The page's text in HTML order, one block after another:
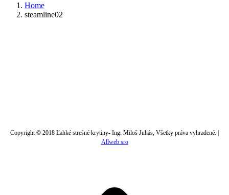
Home
steamline02
Copyright © 2018 Ľahké strešné krytiny- Ing. Miloš Juhás, Všetky práva vyhradené. |
Allweb sro